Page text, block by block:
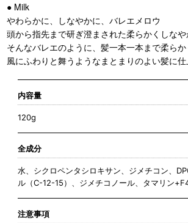
● Milk
やわらかに、しなやかに、バレエメロウ
頭から指先まで研ぎ澄まされた柔らかくしなや
そんなバレエのように、髪一本一本まで柔らか
風にふわりと舞うようなまとまりのよい髪に仕
内容量
120g
全成分
水、シクロペンタシロキサン、ジメチコン、
ル（C-12-15）、ジメチコノール、タマリン
注意事項